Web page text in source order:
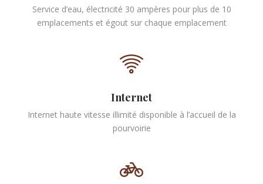
Service d’eau, électricité 30 ampères pour plus de 10
emplacements et égout sur chaque emplacement
Internet
Internet haute vitesse illimité disponible à l’accueil de la
pourvoirie